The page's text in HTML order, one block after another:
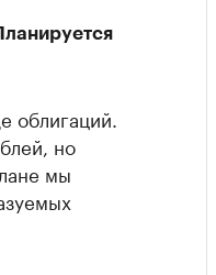
облигаций.
но
мы